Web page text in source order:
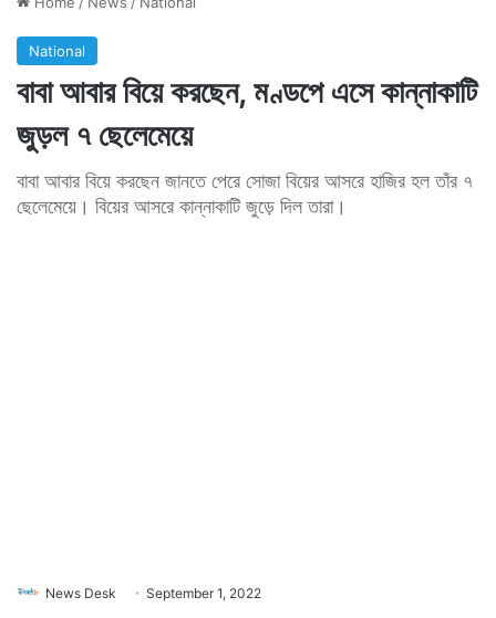
National
বাবা আবার বিয়ে করছেন, মণ্ডপে এসে কান্নাকাটি
জুড়ল ৭ ছেলেমেয়ে
বাবা আবার বিয়ে করছেন জানতে পেরে সোজা বিয়ের আসরে হাজির হল তাঁর ৭
ছেলেমেয়ে। বিয়ের আসরে কান্নাকাটি জুড়ে দিল তারা।
News Desk September 1, 2022